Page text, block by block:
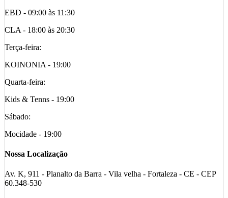
EBD - 09:00 às 11:30
CLA - 18:00 às 20:30
Terça-feira:
KOINONIA - 19:00
Quarta-feira:
Kids & Tenns - 19:00
Sábado:
Mocidade - 19:00
Nossa Localização
Av. K, 911 - Planalto da Barra - Vila velha - Fortaleza - CE - CEP
60.348-530